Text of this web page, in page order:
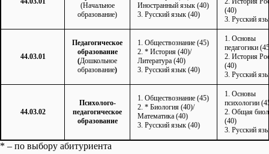
(Начальное
образование)
Иностранный язык (40)
3. Русский язык (40)
(40)
3. Русский
44.03.01
Педагогическое
образование
(Дошкольное
образование)
1. Обществознание (45)
2. * История (40)/
Литература (40)
3. Русский язык (40)
1. Основы
педагогики
2. История
(40)
3. Русский
44.03.02
Психолого-
педагогическое
образование
1. Обществознание (45)
2. * Биология (40)/
Математика (40)
3. Русский язык (40)
1. Основы
психологии
2. Общая
(40)
3. Русский
* – по выбору абитуриента